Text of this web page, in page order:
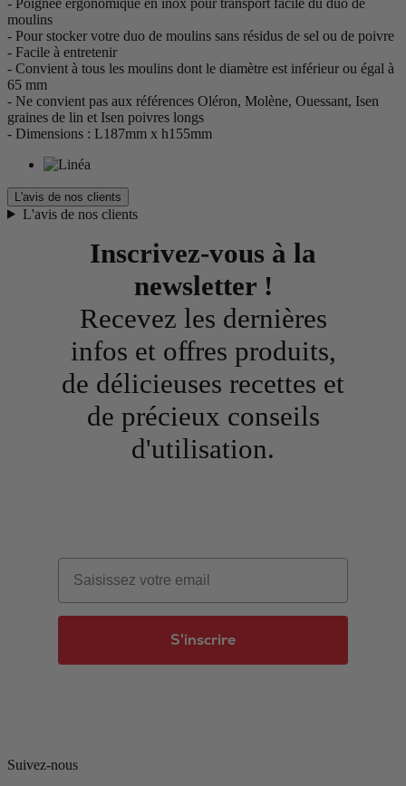
moulins
- Pour stocker votre duo de moulins sans résidus de sel ou de poivre
- Facile à entretenir
- Convient à tous les moulins dont le diamètre est inférieur ou égal à
65 mm
- Ne convient pas aux références Oléron, Molène, Ouessant, Isen
graines de lin et Isen poivres longs
- Dimensions : L187mm x h155mm
L'avis de nos clients
L'avis de nos clients
Inscrivez-vous à la
newsletter !
Recevez les dernières
infos et offres produits,
de délicieuses recettes et
de précieux conseils
d'utilisation.
Email
S'inscrire
Suivez-nous